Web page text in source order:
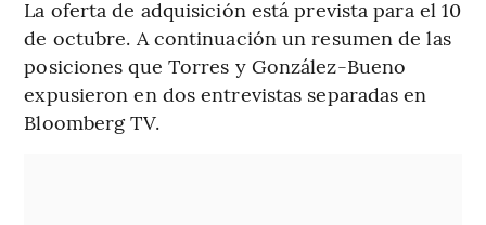
La oferta de adquisición está prevista para el 10
de octubre. A continuación un resumen de las
posiciones que Torres y González-Bueno
expusieron en dos entrevistas separadas en
Bloomberg TV.